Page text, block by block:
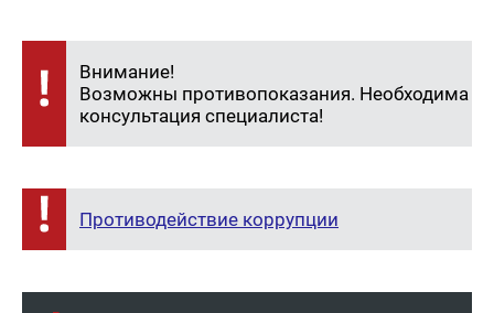
Внимание!
Возможны противопоказания. Необходима
консультация специалиста!
Противодействие коррупции